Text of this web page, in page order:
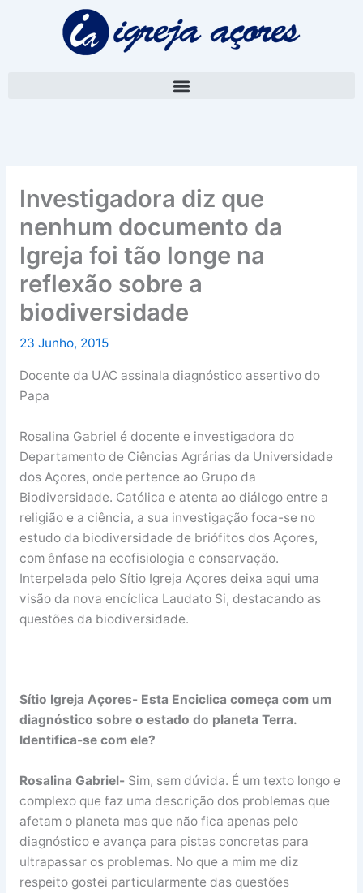
Investigadora diz que
nenhum documento da
Igreja foi tão longe na
reflexão sobre a
biodiversidade
23 Junho, 2015
Docente da UAC assinala diagnóstico assertivo do
Papa
Rosalina Gabriel é docente e investigadora do
Departamento de Ciências Agrárias da Universidade
dos Açores, onde pertence ao Grupo da
Biodiversidade. Católica e atenta ao diálogo entre a
religião e a ciência, a sua investigação foca-se no
estudo da biodiversidade de briófitos dos Açores,
com ênfase na ecofisiologia e conservação.
Interpelada pelo Sítio Igreja Açores deixa aqui uma
visão da nova encíclica Laudato Si, destacando as
questões da biodiversidade.
Sítio Igreja Açores- Esta Enciclica começa com um
diagnóstico sobre o estado do planeta Terra.
Identifica-se com ele?
Rosalina Gabriel-Sim, sem dúvida. É um texto longo e
complexo que faz uma descrição dos problemas que
afetam o planeta mas que não fica apenas pelo
diagnóstico e avança para pistas concretas para
ultrapassar os problemas. No que a mim me diz
respeito gostei particularmente das questões